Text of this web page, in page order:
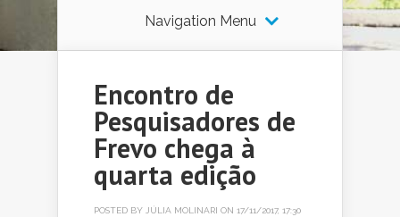
Navigation Menu
Encontro de
Pesquisadores de
Frevo chega à
quarta edição
POSTED BY JÚLIA MOLINARI ON 17/11/2017, 17:30